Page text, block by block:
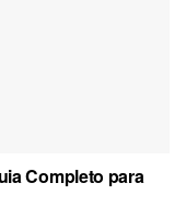
Completo para